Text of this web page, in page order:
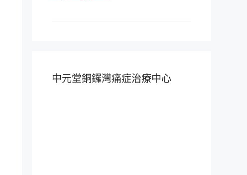
中元堂銅鑼灣痛症治療中心